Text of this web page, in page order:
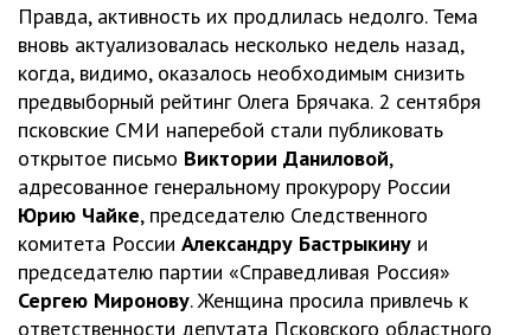
Правда, активность их продлилась недолго. Тема
вновь актуализовалась несколько недель назад,
когда, видимо, оказалось необходимым снизить
предвыборный рейтинг Олега Брячака. 2 сентября
псковские СМИ наперебой стали публиковать
открытое письмо Виктории Даниловой,
адресованное генеральному прокурору России
Юрию Чайке, председателю Следственного
комитета России Александру Бастрыкину и
председателю партии «Справедливая Россия»
Сергею Миронову. Женщина просила привлечь к
ответственности депутата Псковского областного